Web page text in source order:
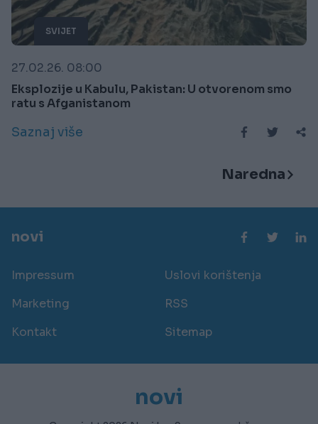
SVIJET
27.02.26. 08:00
Eksplozije u Kabulu, Pakistan: U otvorenom smo
ratu s Afganistanom
Saznaj više
Naredna
novi
Impressum
Uslovi korištenja
Marketing
RSS
Kontakt
Sitemap
novi